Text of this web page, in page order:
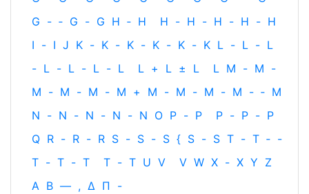
G - ‐ G - G H ‐ H H - H - H - H - H
I - I J K - K - K - K - K - K L - L - L
- L - L - L - L L + L ± L L M - M -
M - M - M - M + M - M - M - M - ‐ M
N - N - N - N - N O P - P P - P - P
Q R - R - R S - S - S { S - S T - T ‐ -
T - T - T T - T U V V W X - X Y Z
Α Β — , Δ Π -